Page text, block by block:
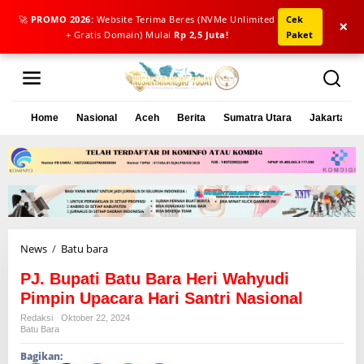
🚀 PROMO 2026: Website Terima Beres (NVMe Unlimited
+ Gratis Domain) Mulai Rp 2,5 Juta!
Cek
Paket
×
L
Home Nasional Aceh Berita Sumatra Utara Jakarta
News / Batu bara
.
B
p
a
PJ. Bupati Batu Bara Heri Wahyudi
Pimpin Upacara Hari Santri Nasional
Redaksi
Oktober 22, 2024
Batu Bara
Bagikan: